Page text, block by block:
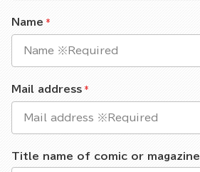
Name
Mail address
Title name of comic or magazine